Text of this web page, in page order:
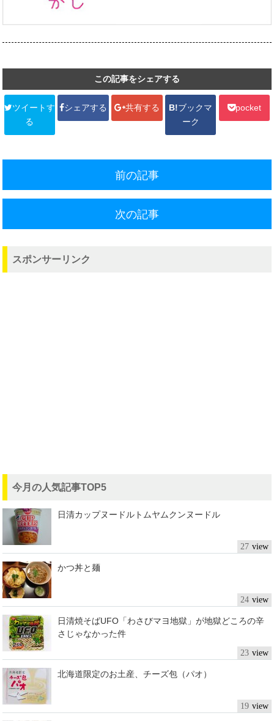
この記事をシェアする
ツイートす
る
シェアする 共有する B!ブックマ
ーク
pocket
前の記事
次の記事
スポンサーリンク
今月の人気記事TOP5
日清カップヌードルトムヤムクンヌードル
27
かつ丼と麺
24
日清焼そばUFO「わさびマヨ地獄」が地獄どころの辛
さじゃなかった件
23
北海道限定のお土産、チーズ包（パオ）
19